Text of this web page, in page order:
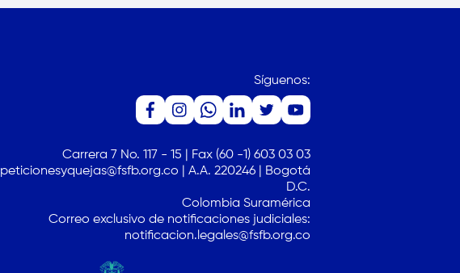
Síguenos:
Carrera 7 No. 117 - 15 | Fax (60 -1) 603 03 03
peticionesyquejas@fsfb.org.co | A.A. 220246 | Bogotá
D.C.
Colombia Suramérica
Correo exclusivo de notificaciones judiciales:
notificacion.legales@fsfb.org.co